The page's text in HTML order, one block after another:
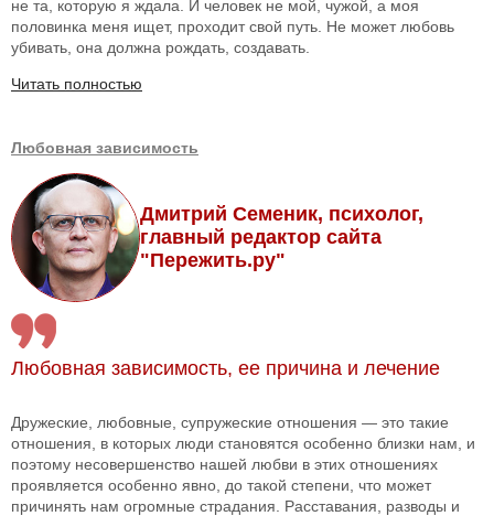
не та, которую я ждала. И человек не мой, чужой, а моя
половинка меня ищет, проходит свой путь. Не может любовь
убивать, она должна рождать, создавать.
Читать полностью
Любовная зависимость
Дмитрий Семеник, психолог,
главный редактор сайта
"Пережить.ру"
Любовная зависимость, ее причина и лечение
Дружеские, любовные, супружеские отношения — это такие
отношения, в которых люди становятся особенно близки нам, и
поэтому несовершенство нашей любви в этих отношениях
проявляется особенно явно, до такой степени, что может
причинять нам огромные страдания. Расставания, разводы и